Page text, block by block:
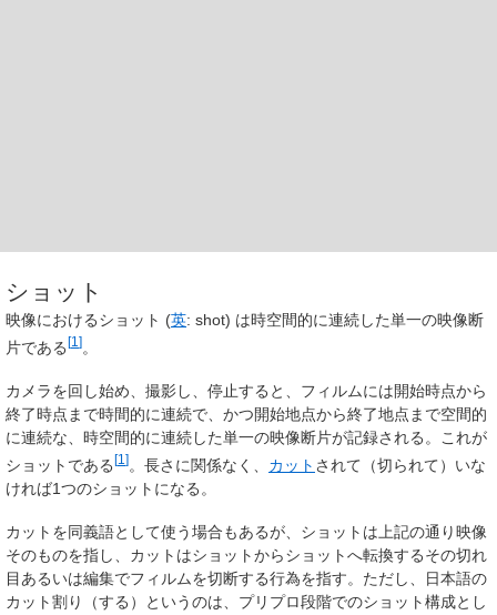
ショット
映像におけるショット (英: shot) は時空間的に連続した単一の映像断
片である[1 ]。
カメラを回し始め、撮影し、停止すると、フィルムには開始時点から
終了時点まで時間的に連続で、かつ開始地点から終了地点まで空間的
に連続な、時空間的に連続した単一の映像断片が記録される。これが
ショットである[1 ]。長さに関係なく、 カット されて（切られて）いな
ければ1つのショットになる。
カットを同義語として使う場合もあるが、ショットは上記の通り映像
そのものを指し、カットはショットからショットへ転換するその切れ
目あるいは編集でフィルムを切断する行為を指す。ただし、日本語の
カット割り
（する）というのは、プリプロ段階でのショット構成とし